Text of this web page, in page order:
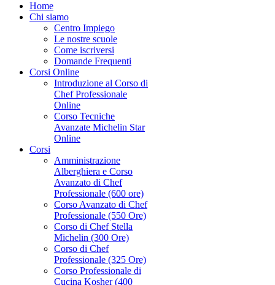
Home
Chi siamo
Centro Impiego
Le nostre scuole
Come iscriversi
Domande Frequenti
Corsi Online
Introduzione al Corso di
Chef Professionale
Online
Corso Tecniche
Avanzate Michelin Star
Online
Corsi
Amministrazione
Alberghiera e Corso
Avanzato di Chef
Professionale (600 ore)
Corso Avanzato di Chef
Professionale (550 Ore)
Corso di Chef Stella
Michelin (300 Ore)
Corso di Chef
Professionale (325 Ore)
Corso Professionale di
Cucina Kosher (400